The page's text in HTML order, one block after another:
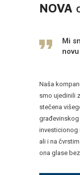
NOVA
Mi
Naša
smo ujedinili
stečena
investicionog
ali i na
ona glase